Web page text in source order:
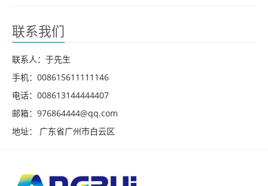
联系我们
联系人：于先生
手机：008615611111146
电话：008613144444407
邮箱：976864444@qq.com
地址： 广东省广州市白云区